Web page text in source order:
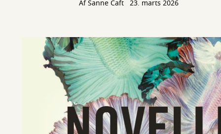
Af Sanne Caft 23. marts 2026